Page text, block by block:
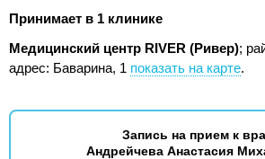
Принимает в 1 клинике
Медицинский центр RIVER (Ривер);
адрес: Баварина, 1 показать на карте.
Запись на прием к
Андрейчева Анастасия